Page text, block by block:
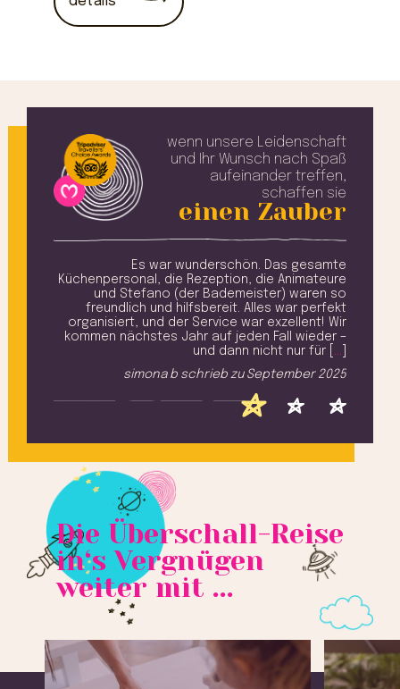
wenn unsere Leidenschaft
und Ihr Wunsch nach Spaß
aufeinander treffen,
schaffen sie
einen Zauber
Es war wunderschön. Das gesamte
Küchenpersonal, die Rezeption, die Animateure
und Stefano (der Bademeister) waren so
freundlich und hilfsbereit. Alles war perfekt
organisiert, und der Service war exzellent! Wir
kommen nächstes Jahr auf jeden Fall wieder –
und dann nicht nur für [ …
simona b schrieb zu September 2025
Die Überschall-Reise
in‘s Vergnügen
weiter mit ...